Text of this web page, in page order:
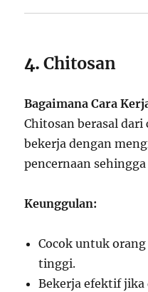
4.Chitosan
Bagaimana Cara
Chitosan berasal
bekerja dengan
pencernaan
Keunggulan:
Cocok untuk
tinggi.
Bekerja efektif